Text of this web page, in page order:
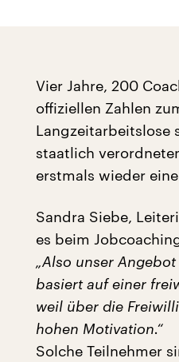
Vier Jahre, 200
offiziellen Zahlen
Langzeitarbeitslose
staatlich
erstmals wieder
Sandra Siebe,
es beim
„Also unser
basiert auf einer
weil über die
hohen Motivation.“
Solche Teilnehmer